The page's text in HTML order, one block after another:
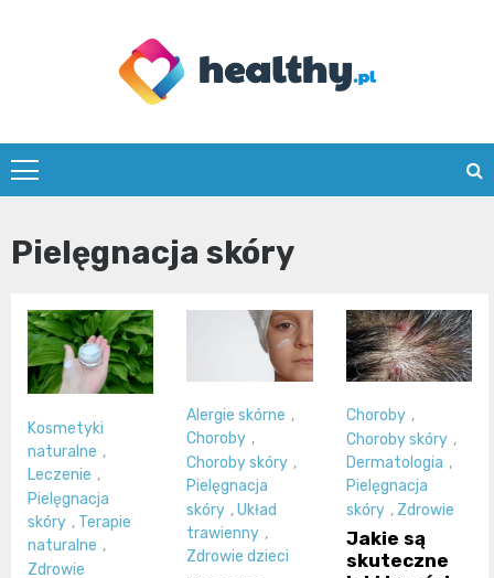
healthy.pl
Pielęgnacja skóry
Kosmetyki
naturalne ,
Leczenie ,
Pielęgnacja
skóry , Terapie
naturalne ,
Zdrowie
Alergie skórne ,
Choroby ,
Choroby skóry ,
Pielęgnacja
skóry ,Układ
trawienny ,
Zdrowie dzieci
Choroby ,
Choroby skóry ,
Dermatologia ,
Pielęgnacja
skóry , Zdrowie
Jakie są
skuteczne